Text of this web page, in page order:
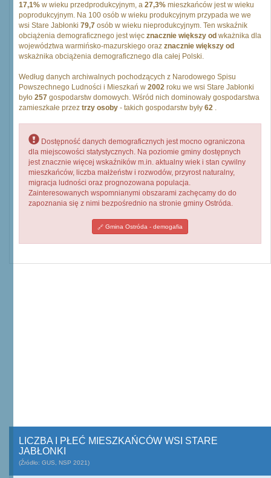
17,1% w wieku przedprodukcyjnym, a 27,3% mieszkańców jest w wieku
poprodukcyjnym. Na 100 osób w wieku produkcyjnym przypada we we
wsi Stare Jabłonki 79,7 osób w wieku nieprodukcyjnym. Ten wskaźnik
obciążenia demograficznego jest więc znacznie większy od wkażnika dla
województwa warmińsko-mazurskiego oraz znacznie większy od
wskażnika obciążenia demograficznego dla całej Polski.
Według danych archiwalnych pochodzących z Narodowego Spisu
Powszechnego Ludności i Mieszkań w 2002 roku we wsi Stare Jabłonki
było 257 gospodarstw domowych. Wśród nich dominowały gospodarstwa
zamieszkałe przez trzy osoby - takich gospodarstw były 62 .
Dostępność danych demograficznych jest mocno ograniczona
dla miejscowości statystycznych. Na poziomie gminy dostępnych
jest znacznie więcej wskaźników m.in. aktualny wiek i stan cywilny
mieszkańców, liczba małżeństw i rozwodów, przyrost naturalny,
migracja ludności oraz prognozowana populacja.
Zainteresowanych wspomnianymi obszarami zachęcamy do do
zapoznania się z nimi bezpośrednio na stronie gminy Ostróda.
Gmina Ostróda - demogafia
LICZBA I PŁEĆ MIESZKAŃCÓW WSI STARE
JABŁONKI
(Źródło: GUS, NSP 2021)